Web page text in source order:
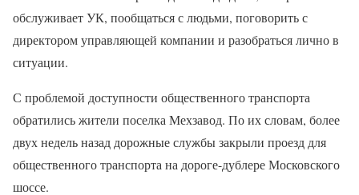
обслуживает УК, пообщаться с людьми, поговорить с
директором управляющей компании и разобраться лично в
ситуации.
С проблемой доступности общественного транспорта
обратились жители поселка Мехзавод. По их словам, более
двух недель назад дорожные службы закрыли проезд для
общественного транспорта на дороге-дублере Московского
шоссе.